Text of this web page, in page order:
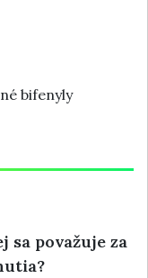
bifenyly
sa považuje za